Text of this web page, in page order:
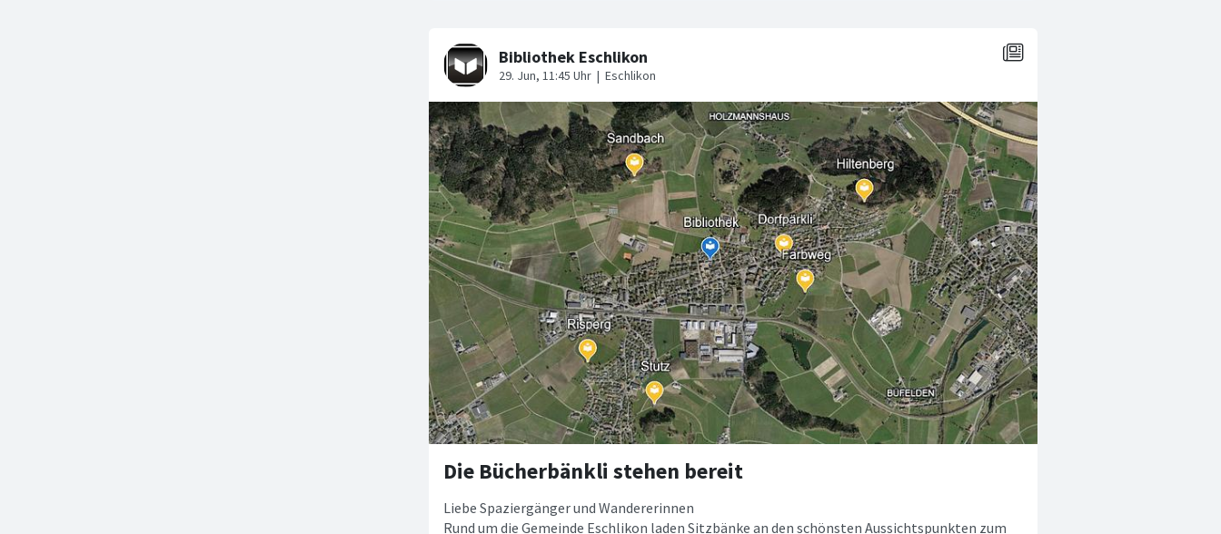
Die Bücherbänkli stehen bereit
Liebe Spaziergänger und Wandererinnen
Rund um die Gemeinde Eschlikon laden Sitzbänke an den schönsten Aussichtspunkten zum